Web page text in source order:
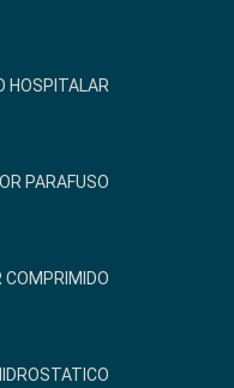
HOSPITALAR
PARAFUSO
COMPRIMIDO